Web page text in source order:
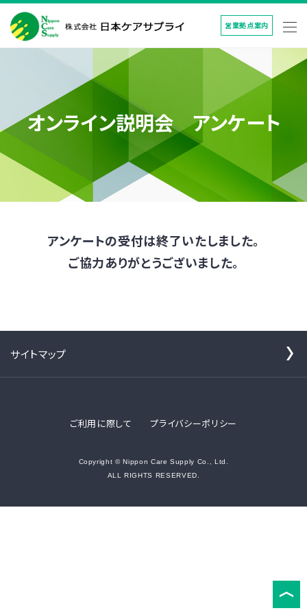
営業拠点案内
オンライン説明会 アンケート
アンケートの受付は終了いたしました。
ご協力ありがとうございました。
サイトマップ
ご利用に際して プライバシーポリシー
Copyright © Nippon Care Supply Co., Ltd.
ALL RIGHTS RESERVED.